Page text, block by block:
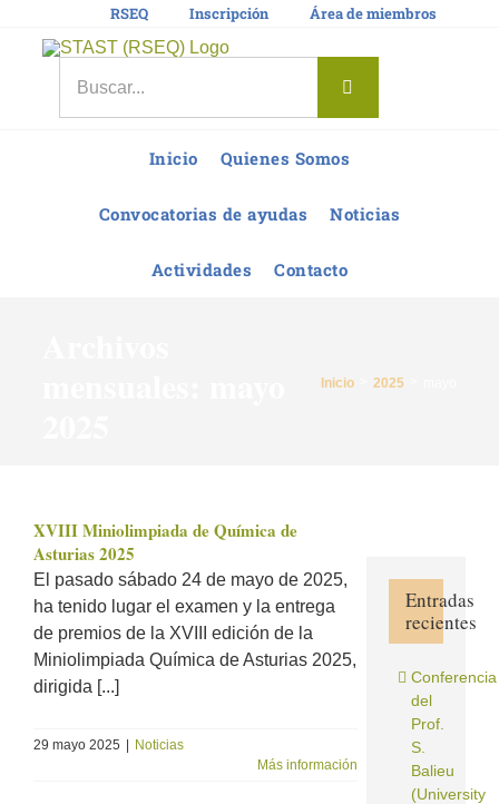
RSEQ Inscripción Área de miembros
Inicio Quienes Somos
Convocatorias de ayudas Noticias
Actividades Contacto
Inicio 2025
XVIII Miniolimpiada de Química de
Asturias 2025
El pasado sábado 24 de mayo de 2025,
ha tenido lugar el examen y la entrega
de premios de la XVIII edición de la
Miniolimpiada Química de Asturias 2025,
dirigida [...]
29 mayo 2025
Noticias
Más información
Entradas
recientes
Conferencia
del
Prof.
S.
Balieu
(University